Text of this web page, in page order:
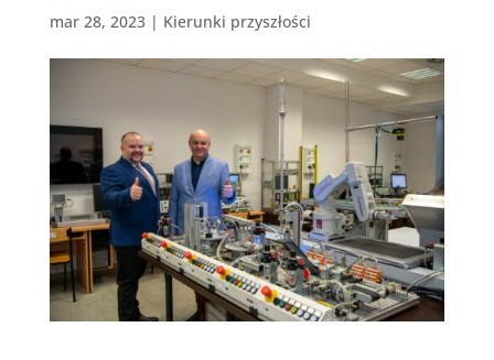
mar 28, 2023| Kierunki przyszłości